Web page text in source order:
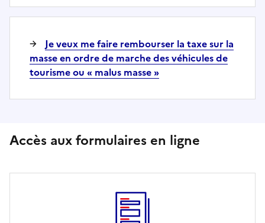
Je veux me faire rembourser la taxe sur la
masse en ordre de marche des véhicules de
tourisme ou « malus masse »
Accès aux formulaires en ligne